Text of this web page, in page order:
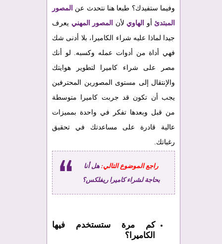
وفيما ستفيدك؟ طبعا هنا نتحدث عن المصور
المبتدئ أو الهاوي لأن المصور المهني يعرف
جيدا لماذا عليه شراء الكاميرا، بلا أدنى شك
فهي أداة من أدوات عمله وكسبه. لو أنك
مصر على شراء كاميرا لتطوير هوايتك
والإنتقال إلى مستوى المصورين المحترفين
يجب أن تكون قد جربت كاميرا متوسطة
من قبل وبعدها تفكر في واحدة بمميزات
عالية قادرة على مساعدتك في تحقيق
رغباتك.
راجع الموضوع التالي:هل أنا
بحاجة لشراء كاميرا ريفلكس؟
كم مرة ستستخدم فيها
الكاميرا؟